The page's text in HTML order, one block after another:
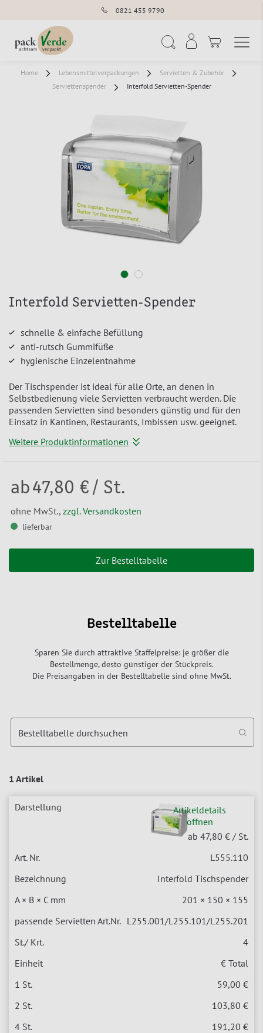
0821 455 9790
Home Lebensmittelverpackungen
Servietten & Zubehör
Serviettenspender
Interfold Servietten-Spender
Interfold Servietten-Spender
schnelle & einfache Befüllung
anti-rutsch Gummifüße
hygienische Einzelentnahme
Der Tischspender ist ideal für alle Orte, an denen in
Selbstbedienung viele Servietten verbraucht werden. Die
passenden Servietten sind besonders günstig und für den
Einsatz in Kantinen, Restaurants, Imbissen usw. geeignet.
Weitere Produktinformationen
ab47,80 € / St.
ohne MwSt., zzgl. Versandkosten
lieferbar
Zur Bestelltabelle
Bestelltabelle
Sparen Sie durch attraktive Staffelpreise: je größer die
Bestellmenge, desto günstiger der Stückpreis.
Die Preisangaben in der Bestelltabelle sind ohne MwSt.
1 Artikel
Bestelltabelle durchsuchen
Artikeldetails
öffnen
ab 47,80 € / St.
L555.110
Interfold Tischspender
201 × 150 × 155
L255.001/L255.101/L255.201
4
€ Total
59,00 €
103,80 €
191,20 €